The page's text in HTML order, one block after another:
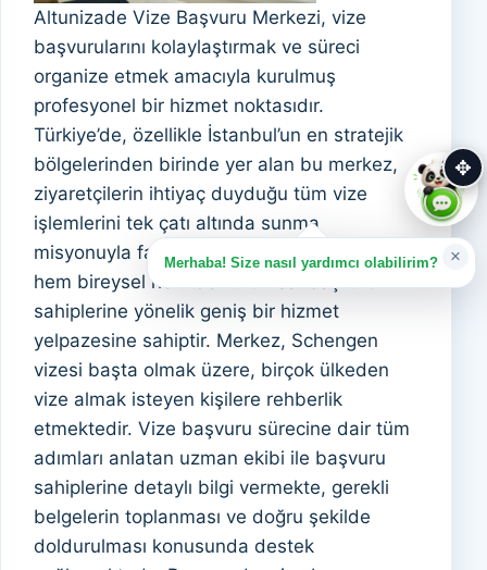
Altunizade Vize Başvuru Merkezi, vize
başvurularını kolaylaştırmak ve süreci
organize etmek amacıyla kurulmuş
profesyonel bir hizmet noktasıdır.
Türkiye’de, özellikle İstanbul’un en stratejik
bölgelerinden birinde yer alan bu merkez,
ziyaretçilerin ihtiyaç duyduğu tüm vize
işlemlerini tek çatı altında sunma
misyonuyla faaliyet göstermektedir. Merkez,
hem bireysel hem de kurumsal başvuru
sahiplerine yönelik geniş bir hizmet
yelpazesine sahiptir. Merkez, Schengen
vizesi başta olmak üzere, birçok ülkeden
vize almak isteyen kişilere rehberlik
etmektedir. Vize başvuru sürecine dair tüm
adımları anlatan uzman ekibi ile başvuru
sahiplerine detaylı bilgi vermekte, gerekli
belgelerin toplanması ve doğru şekilde
doldurulması konusunda destek
Merhaba! Size nasıl yardımcı olabilirim? ×
✥